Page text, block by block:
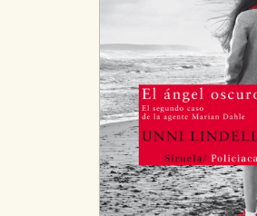
Puede consultar nuestrapolítica de cookies